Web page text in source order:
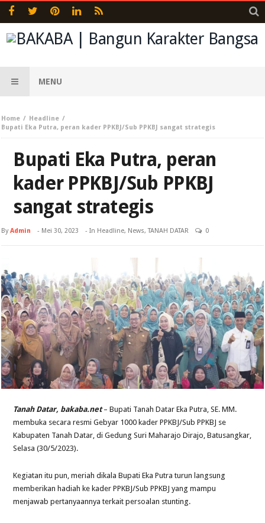
MENU
Home
Headline
Bupati Eka Putra, peran kader PPKBJ/Sub PPKBJ sangat strategis
Bupati Eka Putra, peran
kader PPKBJ/Sub PPKBJ
sangat strategis
ByAdmin - Mei 30, 2023 - In Headline, News,TANAH DATAR 0
Tanah Datar, bakaba.net– Bupati Tanah Datar Eka Putra, SE. MM.
membuka secara resmi Gebyar 1000 kader PPKBJ/Sub PPKBJ se
Kabupaten Tanah Datar, di Gedung Suri Maharajo Dirajo, Batusangkar,
Selasa (30/5/2023).
Kegiatan itu pun, meriah dikala Bupati Eka Putra turun langsung
memberikan hadiah ke kader PPKBJ/Sub PPKBJ yang mampu
menjawab pertanyaannya terkait persoalan stunting.